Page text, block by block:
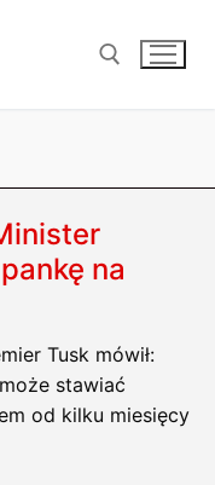
na
Tusk mówił:
stawiać
od kilku miesięcy